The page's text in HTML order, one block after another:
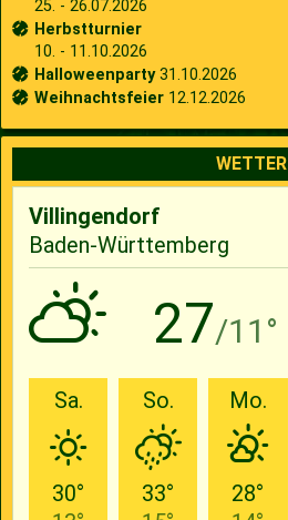
25. - 26.07.2026
Herbstturnier
10. - 11.10.2026
Halloweenparty31.10.2026
Weihnachtsfeier 12.12.2026
WETTER